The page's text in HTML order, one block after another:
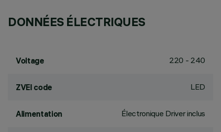
DONNÉES ÉLECTRIQUES
Voltage 220 - 240
ZVEI code LED
Alimentation Électronique Driver inclus